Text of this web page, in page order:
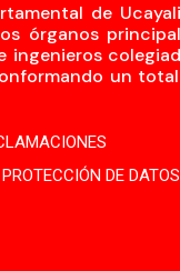
de
órganos
ingenieros
un
DE DATOS